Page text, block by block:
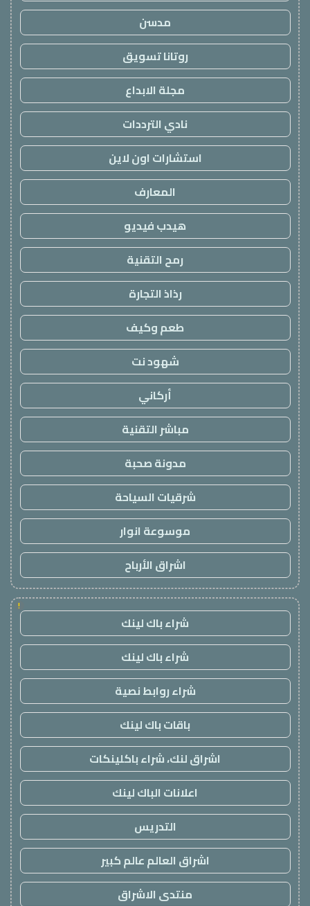
مدسن
روتانا تسويق
مجلة الابداع
نادي الترددات
استشارات اون لاين
المعارف
هيدب فيديو
رمح التقنية
رذاذ التجارة
طعم وكيف
شهود نت
أركاني
مباشر التقنية
مدونة صحبة
شرقيات السياحة
موسوعة انوار
اشراق الأرباح
!
شراء باك لينك
شراء باك لينك
شراء روابط نصية
باقات باك لينك
اشراق لنك، شراء باكلينكات
اعلانات الباك لينك
التدريس
اشراق العالم عالم كبير
منتدى الاشراق